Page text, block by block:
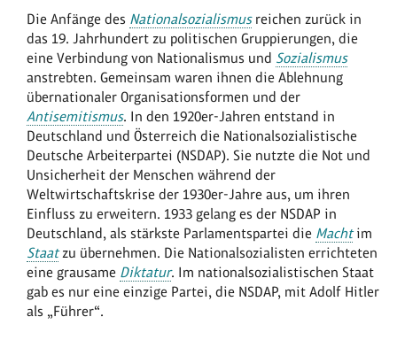
Die Anfänge des Nationalsozialismusreichen zurück in
das 19. Jahrhundert zu politischen Gruppierungen, die
eine Verbindung von Nationalismus und Sozialismus
anstrebten. Gemeinsam waren ihnen die Ablehnung
übernationaler Organisationsformen und der
Antisemitismus. In den 1920er-Jahren entstand in
Deutschland und Österreich die Nationalsozialistische
Deutsche Arbeiterpartei (NSDAP). Sie nutzte die Not und
Unsicherheit der Menschen während der
Weltwirtschaftskrise der 1930er-Jahre aus, um ihren
Einfluss zu erweitern. 1933 gelang es der NSDAP in
Deutschland, als stärkste Parlamentspartei die Machtim
Staatzu übernehmen. Die Nationalsozialisten errichteten
eine grausame Diktatur. Im nationalsozialistischen Staat
gab es nur eine einzige Partei, die NSDAP, mit Adolf Hitler
als „Führer“.